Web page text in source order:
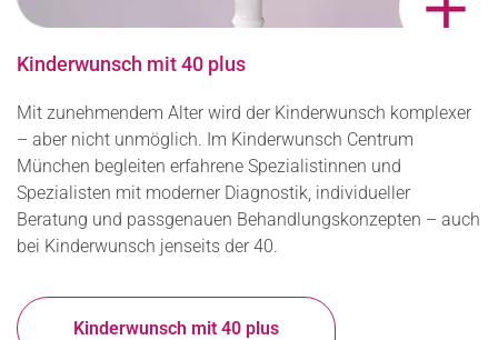
Kinderwunsch mit 40 plus
Mit zunehmendem Alter wird der Kinderwunsch komplexer
– aber nicht unmöglich. Im Kinderwunsch Centrum
München begleiten erfahrene Spezialistinnen und
Spezialisten mit moderner Diagnostik, individueller
Beratung und passgenauen Behandlungskonzepten – auch
bei Kinderwunsch jenseits der 40.
Kinderwunsch mit 40 plus